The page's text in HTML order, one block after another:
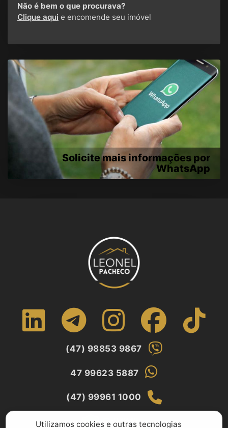
Utilizamos cookies e outras tecnologias
Não é bem o que procurava?
Clique aqui e encomende seu imóvel
Solicite mais informações por
WhatsApp
(47) 98853 9867
47 99623 5887
(47) 99961 1000